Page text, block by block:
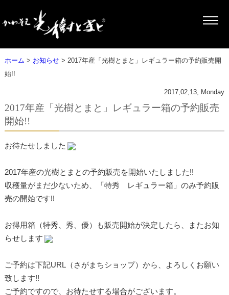
ホーム > お知らせ> 2017年産「光樹とまと」レギュラー箱の予約販売開
始!!
2017,02,13, Monday
2017年産「光樹とまと」レギュラー箱の予約販売
開始!!
お待たせしました
2017年産の光樹とまとの予約販売を開始いたしました!!
収穫量がまだ少ないため、「特秀 レギュラー箱」のみ予約販
売の開始です!!
お得用箱（特秀、秀、優）も販売開始が決定したら、またお知
らせします
ご予約は下記URL（さがまちショップ）から、よろしくお願い
致します!!
ご予約ですので、お待たせする場合がございます。